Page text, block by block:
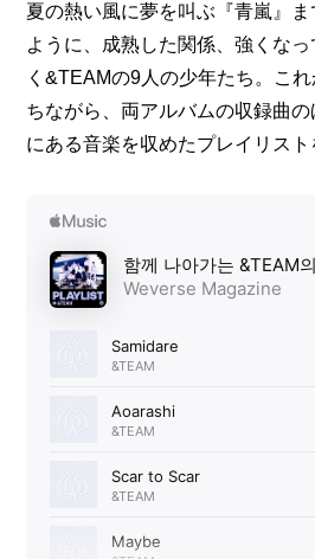
夏の熱い風に夢を叫ぶ『青嵐』
ように、成熟した関係、強くな
く&TEAMの9人の少年たち。こ
ちながら、両アルバムの収録曲
にある音楽を収めたプレイリスト